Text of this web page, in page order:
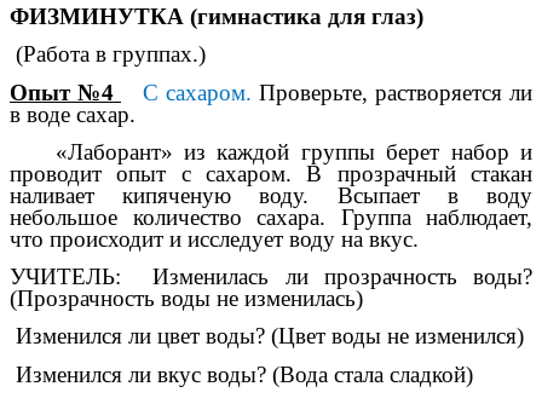
ФИЗМИНУТКА (гимнастика для глаз)
(Работа в группах.)
Опыт №4
С сахаром. Проверьте, растворяется ли
в воде сахар.
«Лаборант» из каждой группы берет набор и
проводит опыт с сахаром. В прозрачный стакан
наливает кипяченую воду. Всыпает в воду
небольшое количество сахара. Группа наблюдает,
что происходит и исследует воду на вкус.
УЧИТЕЛЬ: Изменилась ли прозрачность воды?
(Прозрачность воды не изменилась)
Изменился ли цвет воды? (Цвет воды не изменился)
Изменился ли вкус воды? (Вода стала сладкой)